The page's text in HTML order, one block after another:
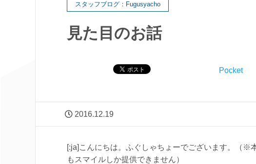
スタッフブログ：Fugusyacho
見た目のお話
Pocket
2016.12.19
[:ja]こんにちは。ふぐしゃちょーでございます。（※
もスマイルしか提供できません）